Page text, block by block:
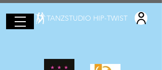
TANZSTUDIO HIP-TWIST